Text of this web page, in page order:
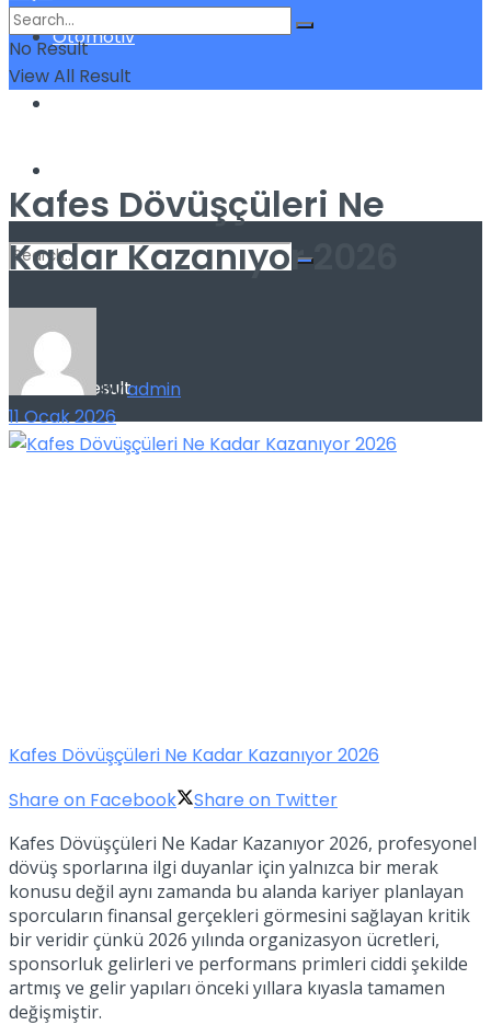
Otomotiv
View All Result
No Result
View All Result
Kafes Dövüşçüleri Ne
Kadar Kazanıyor 2026
byadmin
11 Ocak 2026
Kafes Dövüşçüleri Ne Kadar Kazanıyor 2026
Share on Facebook
Share on Twitter
Kafes Dövüşçüleri Ne Kadar Kazanıyor 2026, profesyonel
dövüş sporlarına ilgi duyanlar için yalnızca bir merak
konusu değil aynı zamanda bu alanda kariyer planlayan
sporcuların finansal gerçekleri görmesini sağlayan kritik
bir veridir çünkü 2026 yılında organizasyon ücretleri,
sponsorluk gelirleri ve performans primleri ciddi şekilde
artmış ve gelir yapıları önceki yıllara kıyasla tamamen
değişmiştir.